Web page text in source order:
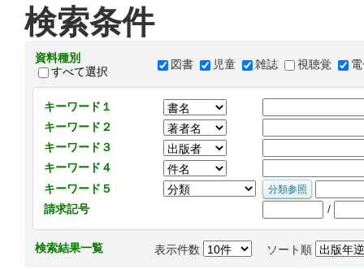
検索条件
資料種別
すべて選択
図書 児童 雑誌 視聴覚
キーワード１
キーワード２
キーワード３
キーワード４
キーワード５
請求記号
/
検索結果一覧 表示件数 ソート順